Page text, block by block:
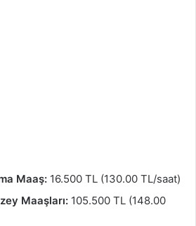
Maaş: 16.500 TL (130.00 TL/saat)
Maaşları: 105.500 TL (148.00